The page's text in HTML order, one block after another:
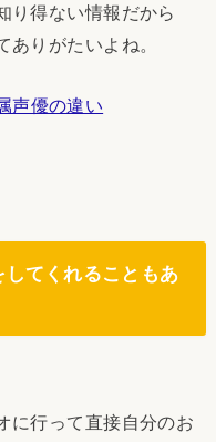
り得ない情報だから
りがたいよね。
声優の違い
てくれることもあ
に行って直接自分のお